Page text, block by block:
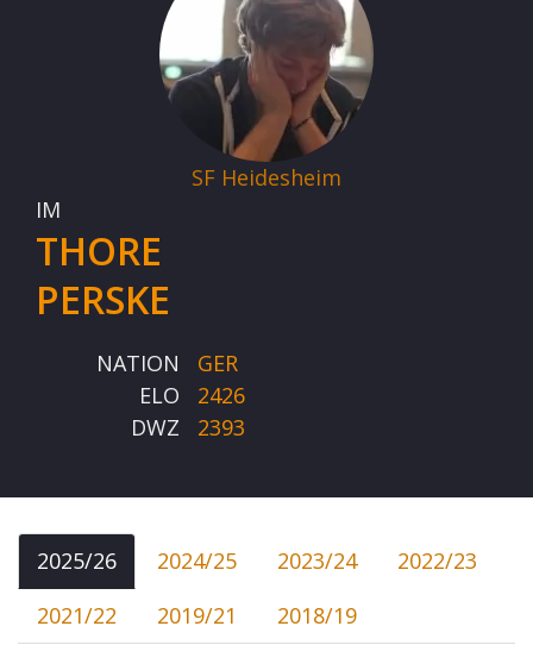
SF Heidesheim
IM
THORE
PERSKE
NATION
GER
ELO
2426
DWZ
2393
2025/26 2024/25 2023/24
2022/23
2021/22
2019/21
2018/19